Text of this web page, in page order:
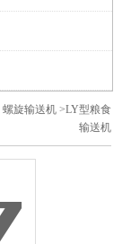
螺旋输送机>LY型粮食
输送机